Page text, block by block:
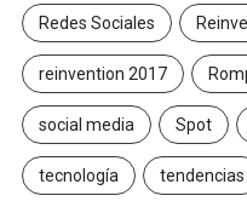
Redes Sociales
reinvention 2017
social media Spot
tecnología tendencias